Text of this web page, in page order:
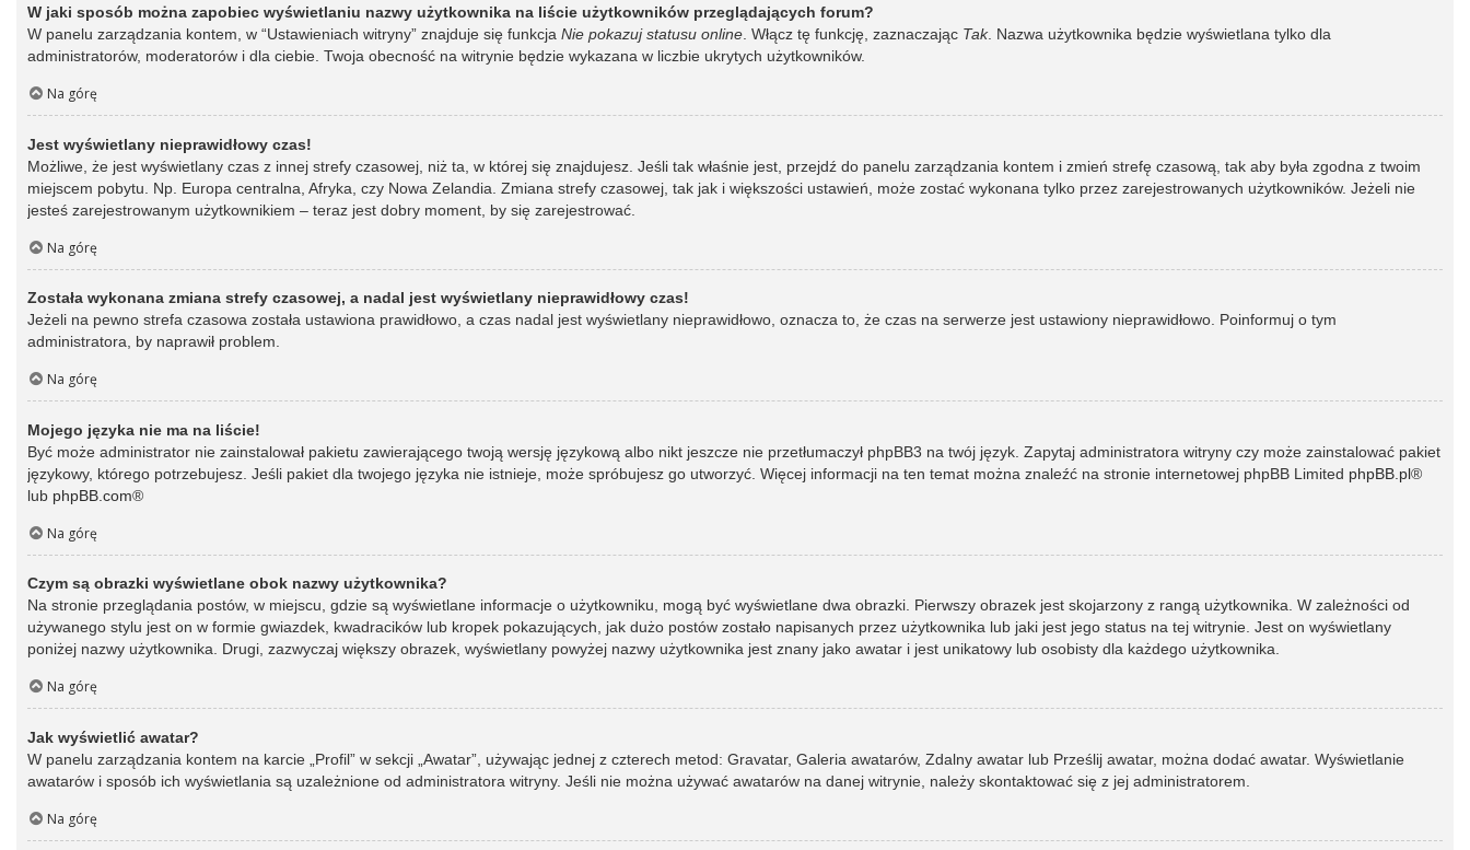
W jaki sposób można zapobiec wyświetlaniu nazwy użytkownika na liście użytkowników przeglądających forum?
W panelu zarządzania kontem, w “Ustawieniach witryny” znajduje się funkcja Nie pokazuj statusu online . Włącz tę funkcję, zaznaczając Tak. Nazwa użytkownika będzie wyświetlana tylko dla
administratorów, moderatorów i dla ciebie. Twoja obecność na witrynie będzie wykazana w liczbie ukrytych użytkowników.
Na górę
Jest wyświetlany nieprawidłowy czas!
Możliwe, że jest wyświetlany czas z innej strefy czasowej, niż ta, w której się znajdujesz. Jeśli tak właśnie jest, przejdź do panelu zarządzania kontem i zmień strefę czasową, tak aby była zgodna z twoim
miejscem pobytu. Np. Europa centralna, Afryka, czy Nowa Zelandia. Zmiana strefy czasowej, tak jak i większości ustawień, może zostać wykonana tylko przez zarejestrowanych użytkowników. Jeżeli nie
jesteś zarejestrowanym użytkownikiem – teraz jest dobry moment, by się zarejestrować.
Na górę
Została wykonana zmiana strefy czasowej, a nadal jest wyświetlany nieprawidłowy czas!
Jeżeli na pewno strefa czasowa została ustawiona prawidłowo, a czas nadal jest wyświetlany nieprawidłowo, oznacza to, że czas na serwerze jest ustawiony nieprawidłowo. Poinformuj o tym
administratora, by naprawił problem.
Na górę
Mojego języka nie ma na liście!
Być może administrator nie zainstalował pakietu zawierającego twoją wersję językową albo nikt jeszcze nie przetłumaczył phpBB3 na twój język. Zapytaj administratora witryny czy może zainstalować pakiet
językowy, którego potrzebujesz. Jeśli pakiet dla twojego języka nie istnieje, może spróbujesz go utworzyć. Więcej informacji na ten temat można znaleźć na stronie internetowej phpBB Limited phpBB.pl®
lub phpBB.com®
Na górę
Czym są obrazki wyświetlane obok nazwy użytkownika?
Na stronie przeglądania postów, w miejscu, gdzie są wyświetlane informacje o użytkowniku, mogą być wyświetlane dwa obrazki. Pierwszy obrazek jest skojarzony z rangą użytkownika. W zależności od
używanego stylu jest on w formie gwiazdek, kwadracików lub kropek pokazujących, jak dużo postów zostało napisanych przez użytkownika lub jaki jest jego status na tej witrynie. Jest on wyświetlany
poniżej nazwy użytkownika. Drugi, zazwyczaj większy obrazek, wyświetlany powyżej nazwy użytkownika jest znany jako awatar i jest unikatowy lub osobisty dla każdego użytkownika.
Na górę
Jak wyświetlić awatar?
W panelu zarządzania kontem na karcie „Profil” w sekcji „Awatar”, używając jednej z czterech metod: Gravatar, Galeria awatarów, Zdalny awatar lub Prześlij awatar, można dodać awatar. Wyświetlanie
awatarów i sposób ich wyświetlania są uzależnione od administratora witryny. Jeśli nie można używać awatarów na danej witrynie, należy skontaktować się z jej administratorem.
Na górę